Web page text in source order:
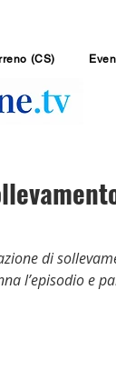
(CS)
di
l’episodio e